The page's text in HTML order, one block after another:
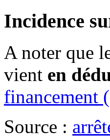
Incidence
A noter que
vient en
financement
Source :